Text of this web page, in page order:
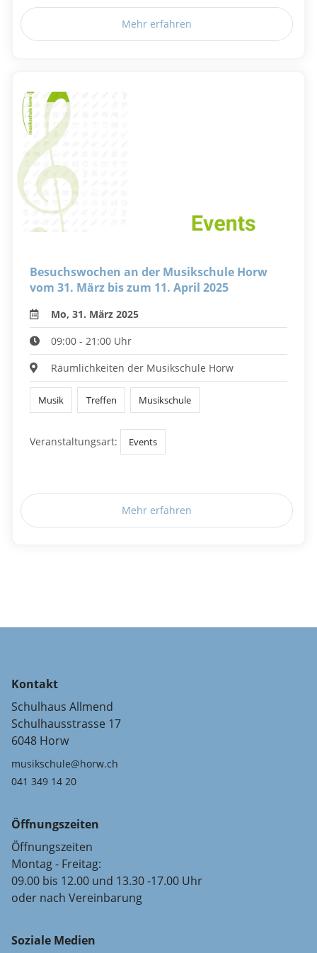
Mehr erfahren
Besuchswochen an der Musikschule Horw
vom 31. März bis zum 11. April 2025
Mo, 31. März 2025
09:00 - 21:00 Uhr
Räumlichkeiten der Musikschule Horw
Musik Treffen Musikschule
Veranstaltungsart: Events
Mehr erfahren
Kontakt
Schulhaus Allmend
Schulhausstrasse 17
6048 Horw
musikschule@horw.ch
041 349 14 20
Öffnungszeiten
Öffnungszeiten
Montag - Freitag:
09.00 bis 12.00 und 13.30 -17.00 Uhr
oder nach Vereinbarung
Soziale Medien